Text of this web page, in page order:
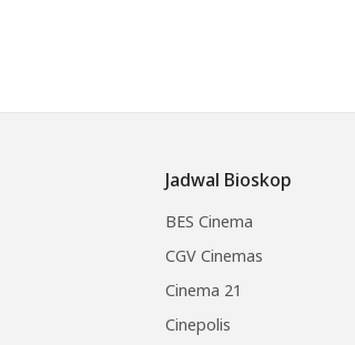
Jadwal Bioskop
BES Cinema
CGV Cinemas
Cinema 21
Cinepolis